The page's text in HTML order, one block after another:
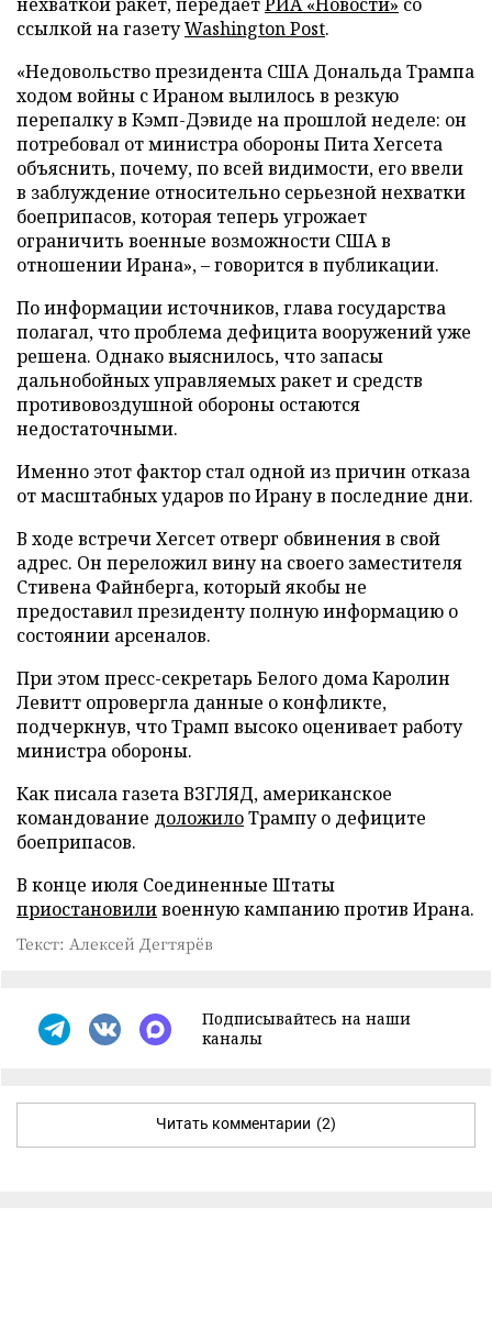
нехваткой ракет, передаетРИА «Новости» со
ссылкой на газетуWashington Post.
«Недовольство президента США Дональда Трампа
ходом войны с Ираном вылилось в резкую
перепалку в Кэмп-Дэвиде на прошлой неделе: он
потребовал от министра обороны Пита Хегсета
объяснить, почему, по всей видимости, его ввели
в заблуждение относительно серьезной нехватки
боеприпасов, которая теперь угрожает
ограничить военные возможности США в
отношении Ирана», – говорится в публикации.
По информации источников, глава государства
полагал, что проблема дефицита вооружений уже
решена. Однако выяснилось, что запасы
дальнобойных управляемых ракет и средств
противовоздушной обороны остаются
недостаточными.
Именно этот фактор стал одной из причин отказа
от масштабных ударов по Ирану в последние дни.
В ходе встречи Хегсет отверг обвинения в свой
адрес. Он переложил вину на своего заместителя
Стивена Файнберга, который якобы не
предоставил президенту полную информацию о
состоянии арсеналов.
При этом пресс-секретарь Белого дома Каролин
Левитт опровергла данные о конфликте,
подчеркнув, что Трамп высоко оценивает работу
министра обороны.
Как писала газета ВЗГЛЯД, американское
командование доложилоТрампу о дефиците
боеприпасов.
В конце июля Соединенные Штаты
приостановиливоенную кампанию против Ирана.
Текст: Алексей Дегтярёв
Подписывайтесь на наши
каналы
Читать комментарии (2)